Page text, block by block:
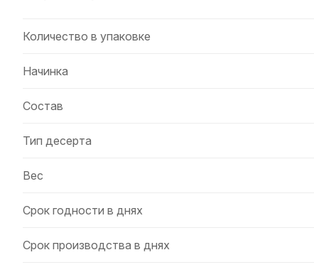
Количество в упаковке
Начинка
Состав
Тип десерта
Вес
Срок годности в днях
Срок производства в днях